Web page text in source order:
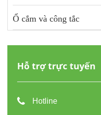
Ổ cắm và công tắc
Hỗ trợ trực tuyến
Hotline